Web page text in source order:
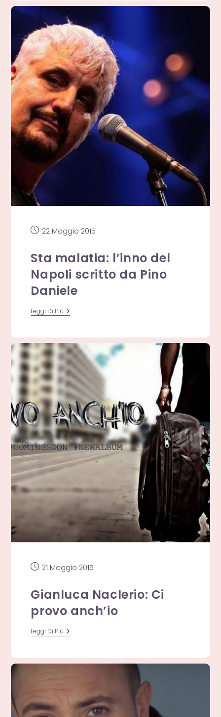
Per
La
Terra
Dei
Fuochi
Articolo
22 Maggio 2015
Sta malatia: l’inno del
Napoli scritto da Pino
Daniele
Leggi Di Più Sta
Malatia:
Napoli
Scritto
Da
Pino
Daniele
Articolo
21 Maggio 2015
Gianluca Naclerio: Ci
provo anch’io
Leggi Di Più Gianluca
Naclerio:
Provo
Anch’io